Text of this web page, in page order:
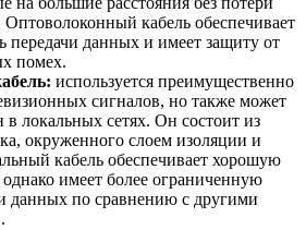
Оптоволоконный кабель обеспечивает
передачи данных и имеет защиту от
помех.
используется преимущественно
сигналов, но также может
в локальных сетях. Он состоит из
окруженного слоем изоляции и
кабель обеспечивает хорошую
имеет более ограниченную
данных по сравнению с другими